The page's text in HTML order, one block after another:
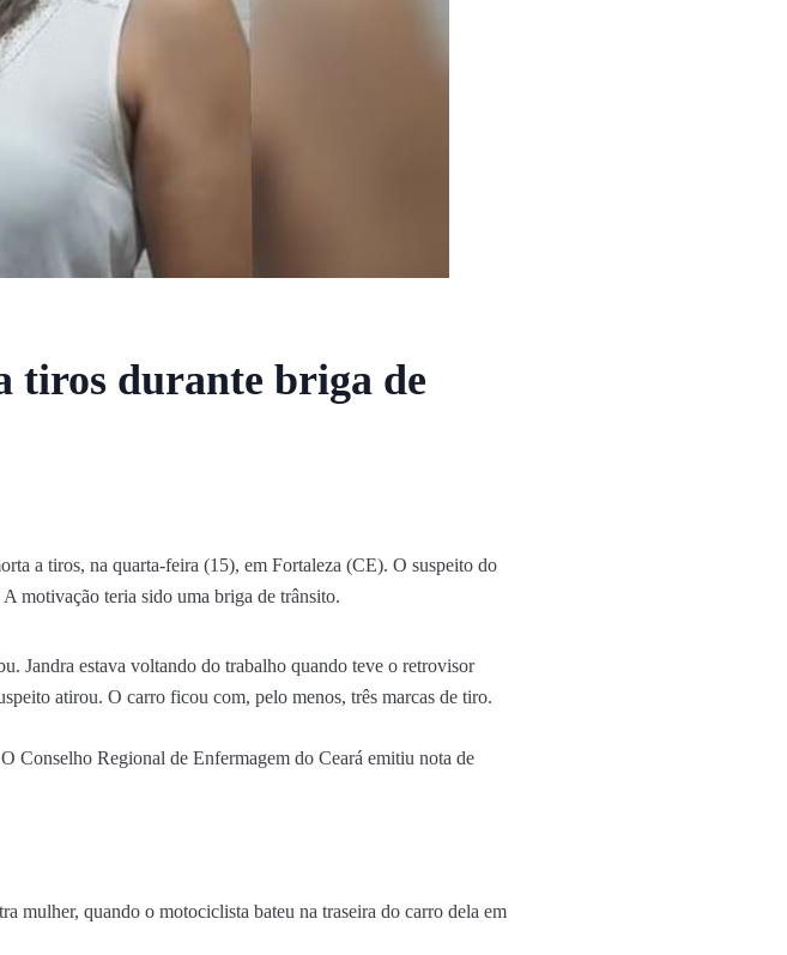
tiros durante briga de
a tiros, na quarta-feira (15), em Fortaleza (CE). O suspeito do
motivação teria sido uma briga de trânsito.
Jandra estava voltando do trabalho quando teve o retrovisor
atirou. O carro ficou com, pelo menos, três marcas de tiro.
Conselho Regional de Enfermagem do Ceará emitiu nota de
mulher, quando o motociclista bateu na traseira do carro dela em